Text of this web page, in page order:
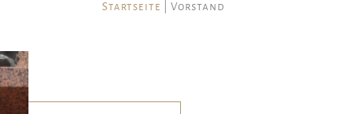
Startseite Vorstand